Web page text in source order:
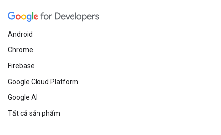
Android
Chrome
Firebase
Google Cloud Platform
Google AI
Tất cả sản phẩm